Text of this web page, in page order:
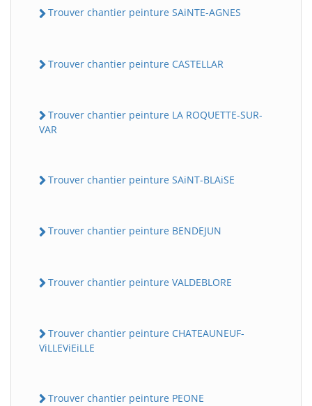
Trouver chantier peinture SAiNTE-AGNES
Trouver chantier peinture CASTELLAR
Trouver chantier peinture LA ROQUETTE-SUR-
VAR
Trouver chantier peinture SAiNT-BLAiSE
Trouver chantier peinture BENDEJUN
Trouver chantier peinture VALDEBLORE
Trouver chantier peinture CHATEAUNEUF-
ViLLEViEiLLE
Trouver chantier peinture PEONE